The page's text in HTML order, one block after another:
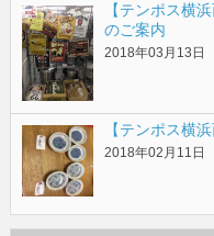
【テンポス横
のご案内
2018年03月13
【テンポス横
2018年02月11